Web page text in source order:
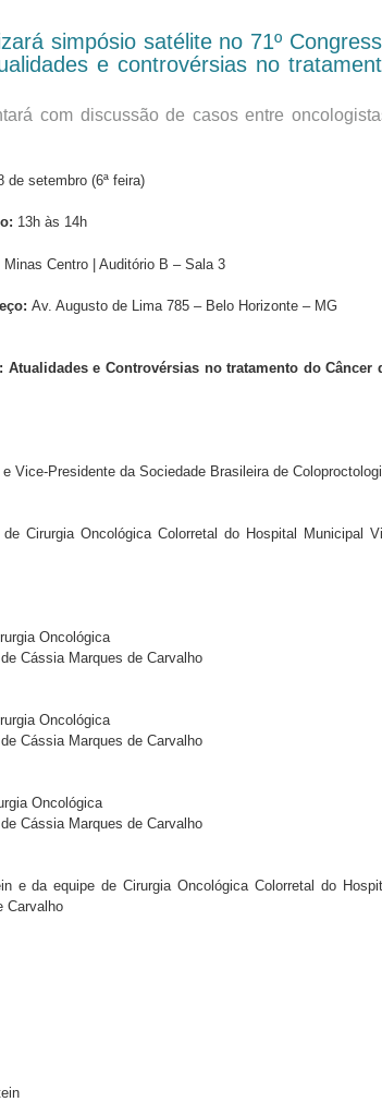
simpósio satélite no 71º
e controvérsias no
com discussão de casos entre
de setembro (6ª feira)
13h às 14h
Minas Centro | Auditório B – Sala 3
Av. Augusto de Lima 785 – Belo Horizonte – MG
Atualidades e Controvérsias no tratamento do Câncer
Vice-Presidente da Sociedade Brasileira de
Cirurgia Oncológica Colorretal do Hospital Municipal
Oncológica
Cássia Marques de Carvalho
Oncológica
Cássia Marques de Carvalho
Oncológica
Cássia Marques de Carvalho
e da equipe de Cirurgia Oncológica Colorretal do
Carvalho